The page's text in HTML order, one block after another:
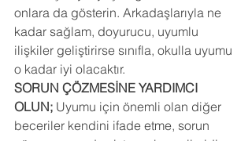
onlara da gösterin. Arkadaşlarıyla ne
kadar sağlam, doyurucu, uyumlu
ilişkiler geliştirirse sınıfla, okulla uyumu
o kadar iyi olacaktır.
SORUN ÇÖZMESİNE YARDIMCI
OLUN; Uyumu için önemli olan diğer
beceriler kendini ifade etme, sorun